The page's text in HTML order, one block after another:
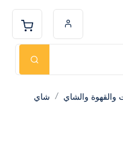
والقهوة والشاي
شاي